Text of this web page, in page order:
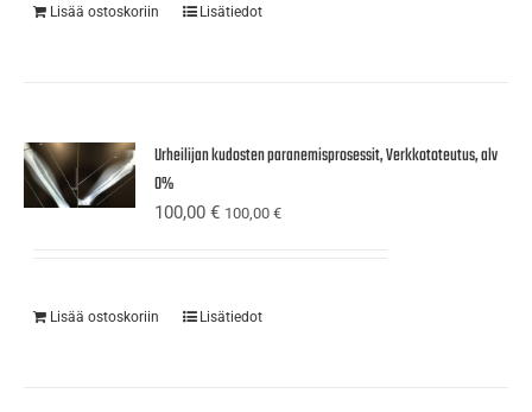
Lisää ostoskoriin Lisätiedot
Urheilijan kudosten paranemisprosessit, Verkkototeutus, alv
0%
100,00€ 100,00€
Lisää ostoskoriin Lisätiedot